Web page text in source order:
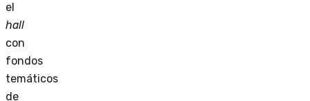
el
hall
con
fondos
temáticos
de